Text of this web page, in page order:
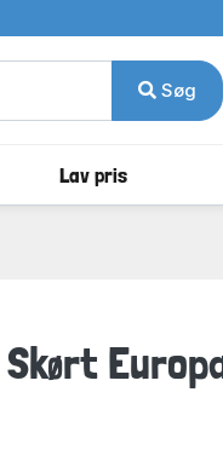
Søg
Lav pris